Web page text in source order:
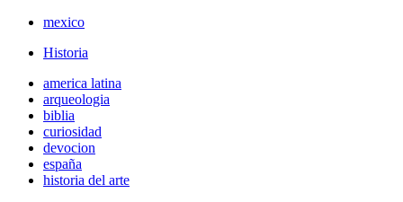
mexico
Historia
america latina
arqueologia
biblia
curiosidad
devocion
españa
historia del arte